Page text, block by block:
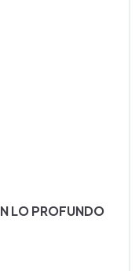
LO PROFUNDO